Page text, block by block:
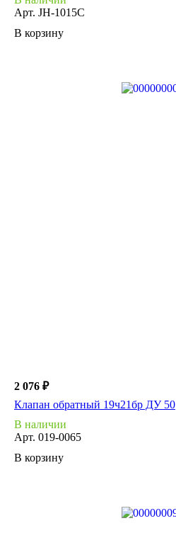
Арт. JH-1015C
В корзину
2 076 ₽
Клапан обратный 19ч21бр ДУ 50
В наличии
Арт. 019-0065
В корзину